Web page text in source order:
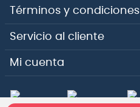
Términos y condiciones
Servicio al cliente
Mi cuenta